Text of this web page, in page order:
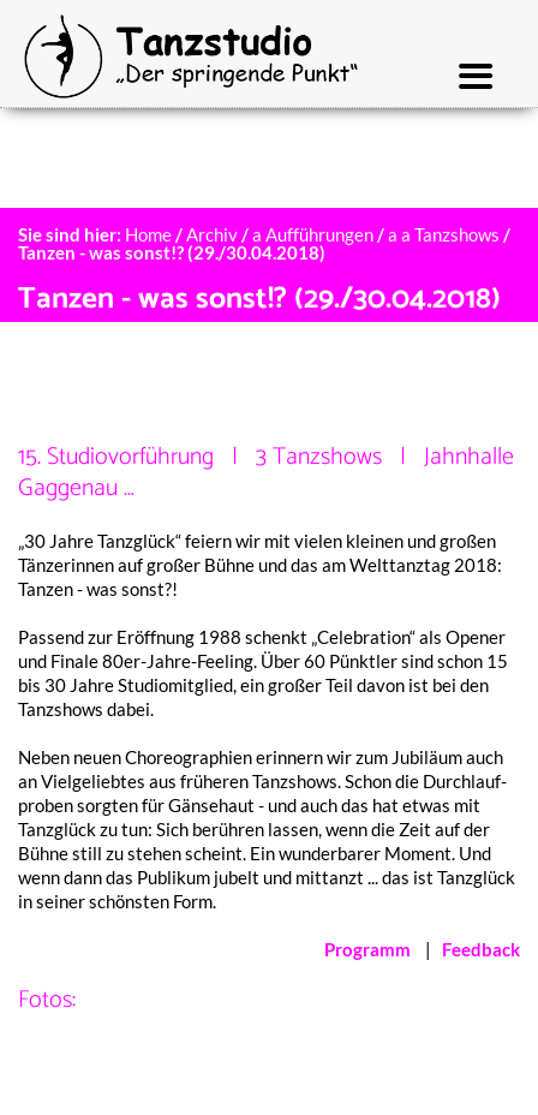
Tanzen - was sonst!? (29./30.04.2018)
Sie sind hier: Home/Archiv/a Aufführungen/a a Tanzshows /
Tanzen - was sonst!? (29./30.04.2018)
15. Studiovorführung | 3 Tanzshows | Jahnhalle
Gaggenau …
„30 Jahre Tanz­glück“ feiern wir mit vielen klei­nen und großen
Tänze­rin­nen auf großer Bühne und das am Welt­tanz­tag 2018:
Tanzen - was sonst?!
Passend zur Eröff­nung 1988 schenkt „Cele­bra­ti­on“ als Opener
und Fina­le 80er-Jahre-Feeling. Über 60 Pünkt­ler sind schon 15
bis 30 Jahre Studio­mit­glied, ein großer Teil davon ist bei den
Tanz­shows dabei.
Neben neuen Choreo­gra­phien erin­nern wir zum Jubi­lä­um auch
an Viel­ge­lieb­tes aus frühe­ren Tanz­shows. Schon die Durch­lauf­
pro­ben sorg­ten für Gänse­haut - und auch das hat etwas mit
Tanz­glück zu tun: Sich berüh­ren lassen, wenn die Zeit auf der
Bühne still zu stehen scheint. Ein wunder­ba­rer Moment. Und
wenn dann das Publi­kum jubelt und mittanzt ... das ist Tanz­glück
in seiner schöns­ten Form.
Programm | Feed­back
Fotos: